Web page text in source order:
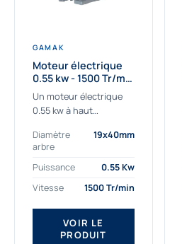
GAMAK
Moteur électrique
0.55 kw - 1500 Tr/min
- 230/400V - IE2
Un moteur électrique
0.55 kw à haut
applications les plus
exigeantes.
Notre moteur électrique
0.55 kw de référence
AGM2EL 80 M 4a...
Diamètre
arbre
19x40mm
Puissance
0.55 Kw
Vitesse
1500 Tr/min
VOIR LE
PRODUIT